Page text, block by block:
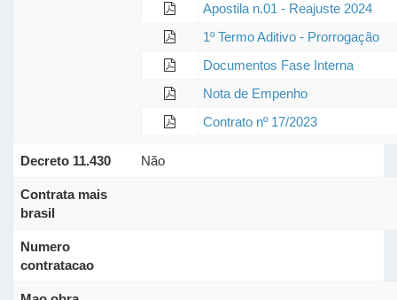
Apostila n.01 - Reajuste 2024
1º Termo Aditivo - Prorrogação
Documentos Fase Interna
Nota de Empenho
Contrato nº 17/2023
Decreto 11.430 Não
Contrata mais
brasil
Numero
contratacao